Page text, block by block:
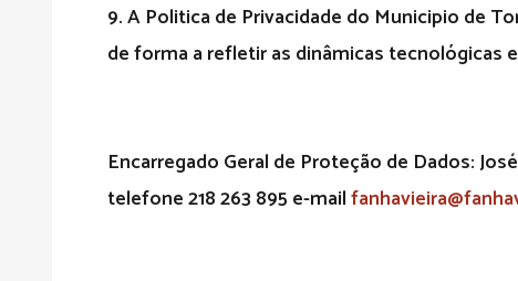
9. A Politica de Privacidade do Municipio de
de forma a refletir as dinâmicas tecnológicas
Encarregado Geral de Proteção de Dados:
telefone 218 263 895 e-mail